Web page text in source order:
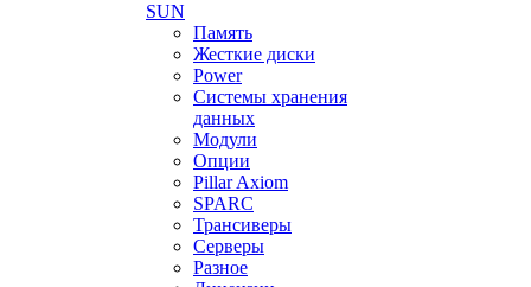
SUN
Память
Жесткие диски
Power
Системы хранения
данных
Модули
Опции
Pillar Axiom
SPARC
Трансиверы
Серверы
Разное